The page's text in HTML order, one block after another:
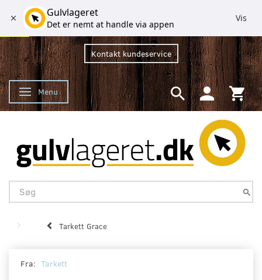
Kontakt kundeservice
Skifte navigation
Menu
Tarkett Grace
Fra: Tarkett
Gulvlageret
Det er nemt at handle via appen
Vis